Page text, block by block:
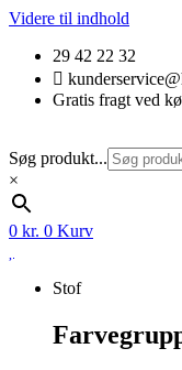
Videre til indhold
29 42 22 32
Gratis fragt ved
Søg produkt...
×
0 kr. 0 Kurv
Stof